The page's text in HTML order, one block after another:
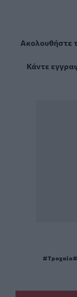
Ακολουθήστε
Κάντε
Τροχαίο